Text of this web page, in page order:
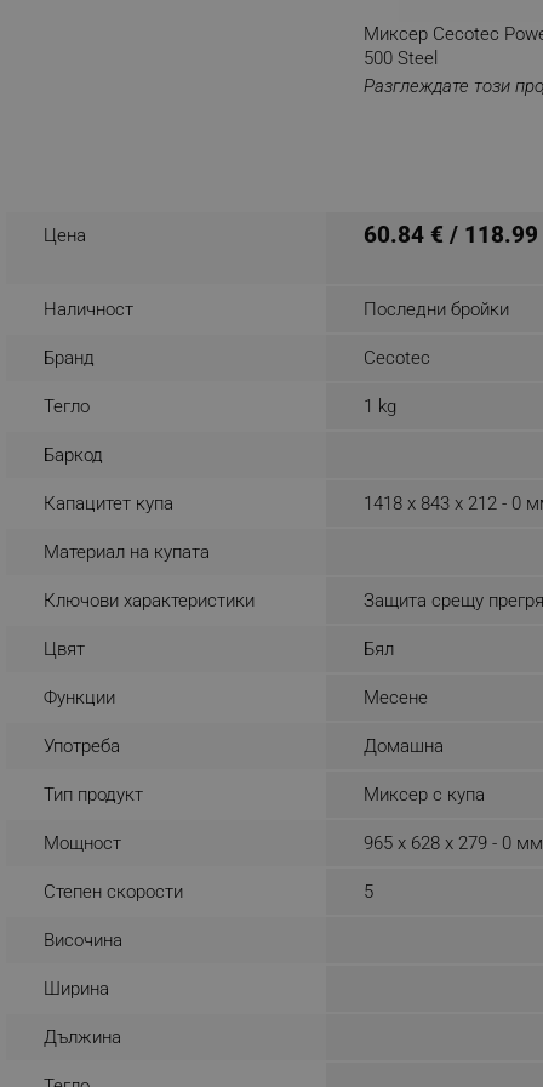
Миксер Cecotec
500 Steel
Разглеждате този
Цена 60.84 € / 118.99
Наличност Последни бройки
Бранд Cecotec
Тегло 1 kg
Баркод
Капацитет купа 1418 x 843 x 212 - 0
Материал на купата
Ключови характеристики Защита срещу
Цвят Бял
Функции Месене
Употреба Домашна
Тип продукт Миксер с купа
Мощност 965 x 628 x 279 - 0 мм
Степен скорости 5
Височина
Ширина
Дължина
_nzm_noid_92166-7699
_nzm_id_92166-7699
_sgf_test_mode
_sgf_delayed_actions,
_sgf_delayed_campaigns
segmentifyExtension
sgfUserUpdateData
rlv_
rlv_mode